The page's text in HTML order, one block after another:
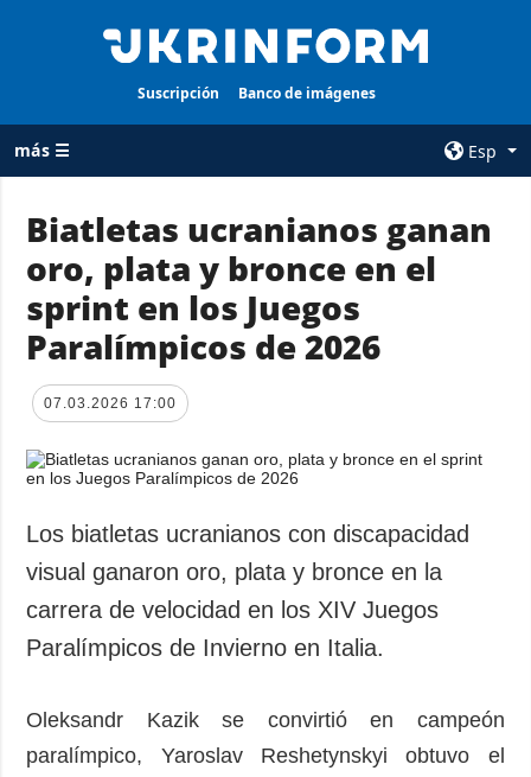
Suscripción Banco de imágenes
más ☰
Esp
TODAS LAS
CATEGORÍAS
Guerra
Reconstrucción
de Ucrania
Política
Economía
Sociedad y
Cultura
Deportes
Crimen
emergencias
AGENCIA
sobre la agencia
contacto
protección de
ADICIONAL SERVICIOS
Biatletas ucranianos ganan
oro, plata y bronce en el
sprint en los Juegos
Paralímpicos de 2026
07.03.2026 17:00
Los biatletas ucranianos con discapacidad
visual ganaron oro, plata y bronce en la
carrera de velocidad en los XIV Juegos
Paralímpicos de Invierno en Italia.
Oleksandr Kazik se convirtió en campeón
paralímpico, Yaroslav Reshetynskyi obtuvo el